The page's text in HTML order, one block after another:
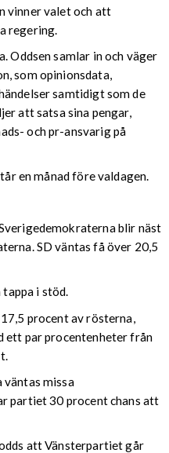
vinner valet och att
regering.
Oddsen samlar in och väger
som opinionsdata,
samtidigt som de
att satsa sina pengar,
och pr-ansvarig på
en månad före valdagen.
blir näst
SD väntas få över 20,5
i stöd.
procent av rösterna,
ett par procentenheter från
missa
partiet 30 procent chans att
att Vänsterpartiet går